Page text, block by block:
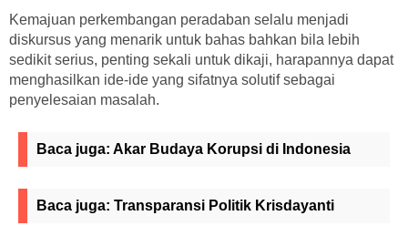
Kemajuan perkembangan peradaban selalu menjadi
diskursus yang menarik untuk bahas bahkan bila lebih
sedikit serius, penting sekali untuk dikaji, harapannya dapat
menghasilkan ide-ide yang sifatnya solutif sebagai
penyelesaian masalah.
Baca juga: Akar Budaya Korupsi di Indonesia
Baca juga: Transparansi Politik Krisdayanti